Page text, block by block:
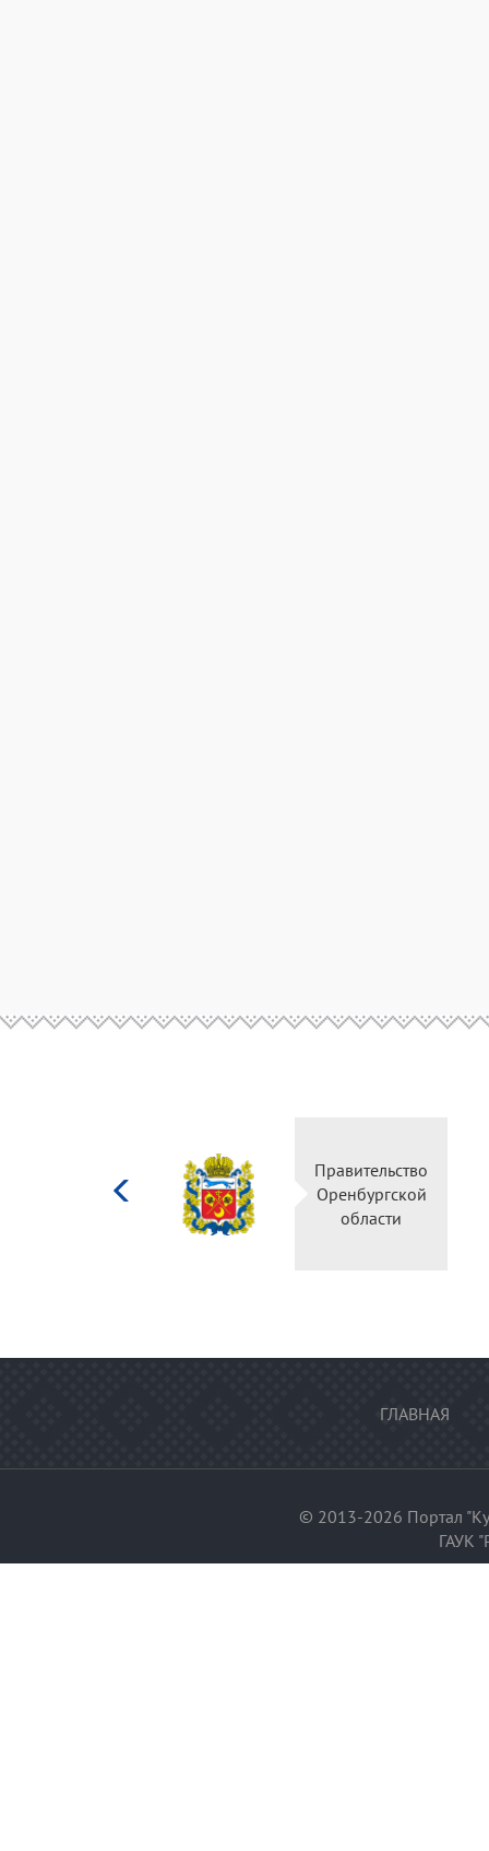
Правительство
Оренбургской
области
ГЛАВНАЯ
© 2013-2026 Портал
ГАУК